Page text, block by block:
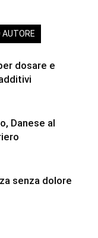
AUTORE
dosare e
Danese al
senza dolore